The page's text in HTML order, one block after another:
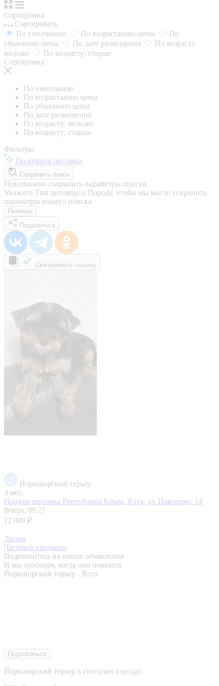
Сортировка
Сортировать
По умолчанию
По возрастанию цены
По
убыванию цены
По дате размещения
По возрасту:
моложе
По возрасту: старше
Сортировка
По умолчанию
По возрастанию цены
По убыванию цены
По дате размещения
По возрасту: моложе
По возрасту: старше
Фильтры
Подобрать питомца
Сохранить поиск
Невозможно сохранить параметры поиска
Укажите Тип питомца и Породу, чтобы мы могли сохранить
параметры вашего поиска
Понятно
Поделиться
Скопировать ссылку
Йоркширский терьер
3 мес.
Продам щеночка Республика Крым, Ялта, ул. Павленко, 14
Вчера, 09:27
12 000 ₽
Лилия
Частный продавец
Подпишитесь на новые объявления
И мы сообщим, когда они появятся
Йоркширский терьер - Ялта
Подписаться
Йоркширский терьер в соседних городах